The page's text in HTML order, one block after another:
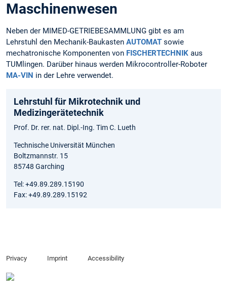
Maschinenwesen
Neben der MIMED-GETRIEBESAMMLUNG gibt es am
Lehrstuhl den Mechanik-Baukasten AUTOMAT sowie
mechatronische Komponenten von FISCHERTECHNIK aus
TUMlingen. Darüber hinaus werden Mikrocontroller-Roboter
MA-VIN in der Lehre verwendet.
Lehrstuhl für Mikrotechnik und
Medizingerätetechnik
Prof. Dr. rer. nat. Dipl.-Ing. Tim C. Lueth
Technische Universität München
Boltzmannstr. 15
85748 Garching
Tel: +49.89.289.15190
Fax: +49.89.289.15192
Privacy Imprint Accessibility